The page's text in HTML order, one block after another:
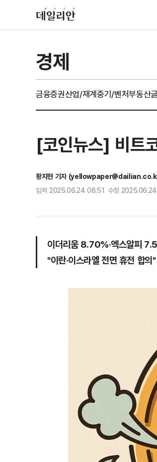
경제
금융증권산업/재계중기/벤처부동산
[코인뉴스] 비트
황지현 기자
입력 2025.06.24 08:51 수정
이더리움 8.70%·엑스알피
"이란·이스라엘 전면 휴전 합의"